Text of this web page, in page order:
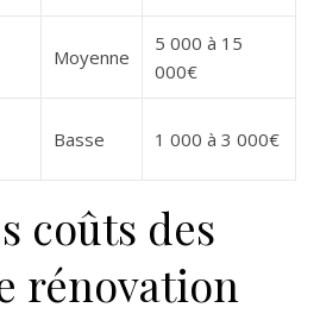
Moyenne
5 000 à 15
000€
Basse 1 000 à 3 000€
coûts des
rénovation